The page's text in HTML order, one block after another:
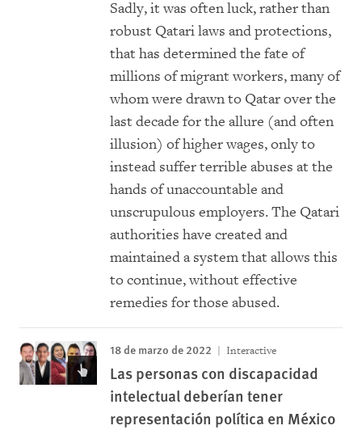
Sadly, it was often luck, rather than
robust Qatari laws and protections,
that has determined the fate of
millions of migrant workers, many of
whom were drawn to Qatar over the
last decade for the allure (and often
illusion) of higher wages, only to
instead suffer terrible abuses at the
hands of unaccountable and
unscrupulous employers. The Qatari
authorities have created and
maintained a system that allows this
to continue, without effective
remedies for those abused.
18 de marzo de 2022 Interactive
Las personas con discapacidad
intelectual deberían tener
representación política en México